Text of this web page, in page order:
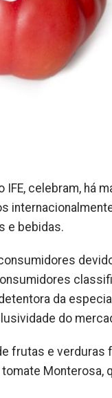
celebram, há
e bebidas.
da
do
frutas e verduras
Monterosa,